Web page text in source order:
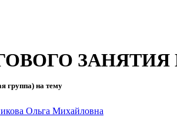
группа) на тему
Ольга Михайловна